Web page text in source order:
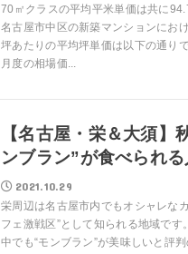
70㎡クラスの平均平米単価は共に
名古屋市中区の新築マンションにお
坪あたりの平均坪単価は以下の通り
月度の相場価...
【名古屋・栄＆大須】
ンブラン”が食べられ
2021.10.29
栄周辺は名古屋市内でもオシャレな
フェ激戦区”として知られる地域で
中でも“モンブラン”が美味しいと評